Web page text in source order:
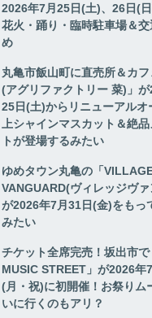
2026年7月25日(土)、26日(日
花火・踊り・臨時駐車場＆交
め
丸亀市飯山町に直売所＆カ
(アグリファクトリー 菜)」が
25日(土)からリニューアルオ
上シャインマスカット＆絶
トが登場するみたい
ゆめタウン丸亀の「
VANGUARD(ヴィレッジヴァ
が2026年7月31日(金)をもっ
みたい
チケット全席完売！坂出市
MUSIC STREET」が2026年
(月・祝)に初開催！お祭りム
いに行くのもアリ？